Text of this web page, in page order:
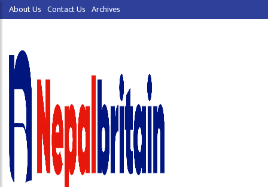
About Us Contact Us Archives